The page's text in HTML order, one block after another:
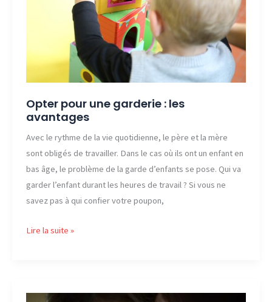
Opter pour une garderie : les
avantages
Avec le rythme de la vie quotidienne, le père et la mère
sont obligés de travailler. Dans le cas où ils ont un enfant en
bas âge, le problème de la garde d’enfants se pose. Qui va
garder l’enfant durant les heures de travail ? Si vous ne
savez pas à qui confier votre poupon,
Opter
les
Lire la suite »